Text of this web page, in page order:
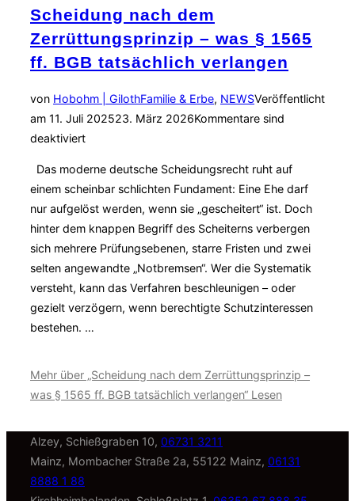
Scheidung nach dem
Zerrüttungsprinzip – was § 1565
ff. BGB tatsächlich verlangen
von Hobohm | GilothFamilie & Erbe, NEWSVeröffentlicht
am 11. Juli 202523. März 2026Kommentare sind
deaktiviert
Das moderne deutsche Scheidungsrecht ruht auf
einem scheinbar schlichten Fundament: Eine Ehe darf
nur aufgelöst werden, wenn sie „gescheitert“ ist. Doch
hinter dem knappen Begriff des Scheiterns verbergen
sich mehrere Prüfungsebenen, starre Fristen und zwei
selten angewandte „Notbremsen“. Wer die Systematik
versteht, kann das Verfahren beschleunigen – oder
gezielt verzögern, wenn berechtigte Schutzinteressen
bestehen. …
Mehr über „Scheidung nach dem Zerrüttungsprinzip –
was § 1565 ff. BGB tatsächlich verlangen“ Lesen
Alzey, Schießgraben 10, 06731 3211
Mainz, Mombacher Straße 2a, 55122 Mainz, 06131
8888 1 88